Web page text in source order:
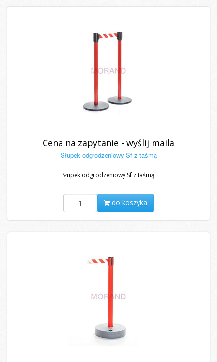
Cena na zapytanie - wyślij maila
Słupek odgrodzeniowy Sf z taśmą
Słupek odgrodzeniowy Sf z taśmą
do koszyka